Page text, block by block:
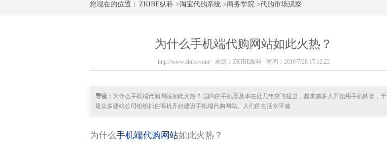
您现在的位置： ZKIBE纵科 >淘宝代购系统 >商务学院 >代购市场观察
为什么手机端代购网站如此火热？
http://www.zkibe.com/来源： ZKIBE纵科时间：2018/7/28 17:12:22
导读： 为什么手机端代购网站如此火热？ 国内的手机普及率在近几年突飞猛进，越来越多人开始用手机购物，于
是众多建站公司纷纷抓住商机开始建设手机端代购网站。人们的生活水平越
为什么手机端代购网站如此火热？